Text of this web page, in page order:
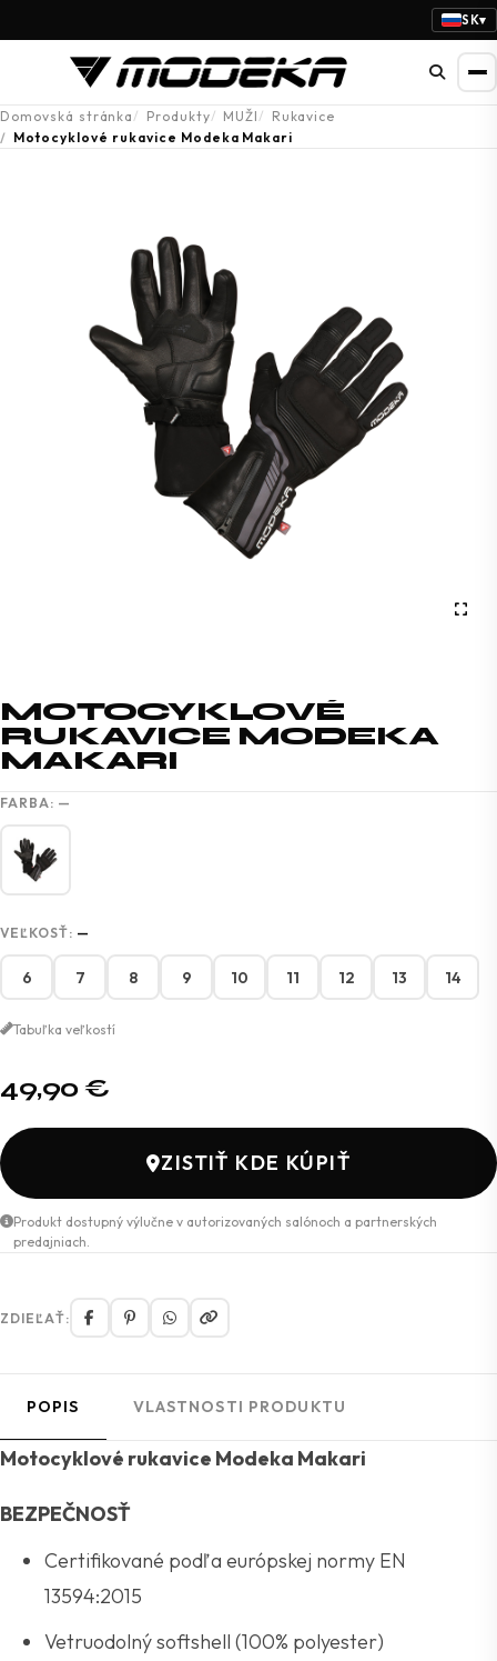
SK▾
Domovská stránka Produkty MUŽI
Rukavice
Motocyklové rukavice Modeka Makari
MOTOCYKLOVÉ
RUKAVICE MODEKA
MAKARI
FARBA: —
VEĽKOSŤ: —
6 7 8 9 10 11 12 13 14
Tabuľka veľkostí
49,90 €
ZISTIŤ KDE KÚPIŤ
Produkt dostupný výlučne v autorizovaných salónoch a partnerských
predajniach.
ZDIEĽAŤ:
POPIS VLASTNOSTI PRODUKTU
Motocyklové rukavice Modeka Makari
BEZPEČNOSŤ
Certifikované podľa európskej normy EN
13594:2015
Vetruodolný softshell (100% polyester)